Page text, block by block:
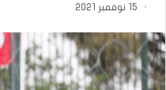
15 نوفمبر 2021